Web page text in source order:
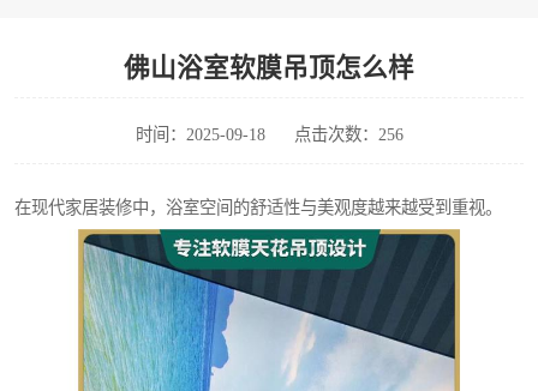
佛山浴室软膜吊顶怎么样
时间：2025-09-18 点击次数：256
在现代家居装修中，浴室空间的舒适性与美观度越来越受到重视。